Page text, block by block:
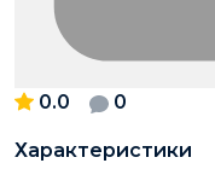
0.0 0
Характеристики